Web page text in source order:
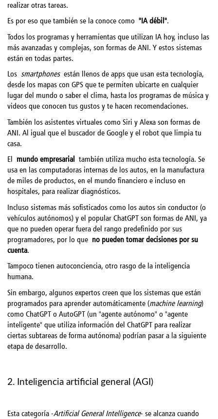
realizar otras tareas.
Es por eso que también se la conoce como "IA débil".
Todos los programas y herramientas que utilizan IA hoy, incluso las
más avanzadas y complejas, son formas de ANI. Y estos sistemas
están en todas partes.
Los smartphones están llenos de apps que usan esta tecnología,
desde los mapas con GPS que te permiten ubicarte en cualquier
lugar del mundo o saber el clima, hasta los programas de música y
videos que conocen tus gustos y te hacen recomendaciones.
También los asistentes virtuales como Siri y Alexa son formas de
ANI. Al igual que el buscador de Google y el robot que limpia tu
casa.
El
mundo empresarial
también utiliza mucho esta tecnología. Se
usa en las computadoras internas de los autos, en la manufactura
de miles de productos, en el mundo financiero e incluso en
hospitales, para realizar diagnósticos.
Incluso sistemas más sofisticados como los autos sin conductor (o
vehículos autónomos) y el popular ChatGPT son formas de ANI, ya
que no pueden operar fuera del rango predefinido por sus
programadores, por lo que no pueden tomar decisiones por su
cuenta.
Tampoco tienen autoconciencia, otro rasgo de la inteligencia
humana.
Sin embargo, algunos expertos creen que los sistemas que están
programados para aprender automáticamente (machine learning)
como ChatGPT o AutoGPT (un "agente autónomo" o "agente
inteligente" que utiliza información del ChatGPT para realizar
ciertas subtareas de forma autónoma) podrían pasar a la siguiente
etapa de desarrollo.
2. Inteligencia artificial general (AGI)
Esta categoría -Artificial General Intelligence- se alcanza cuando